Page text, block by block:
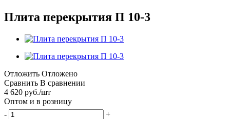
Плита перекрытия П 10-3
Отложить Отложено
Сравнить В сравнении
4 620 руб./шт
Оптом и в розницу
-
+